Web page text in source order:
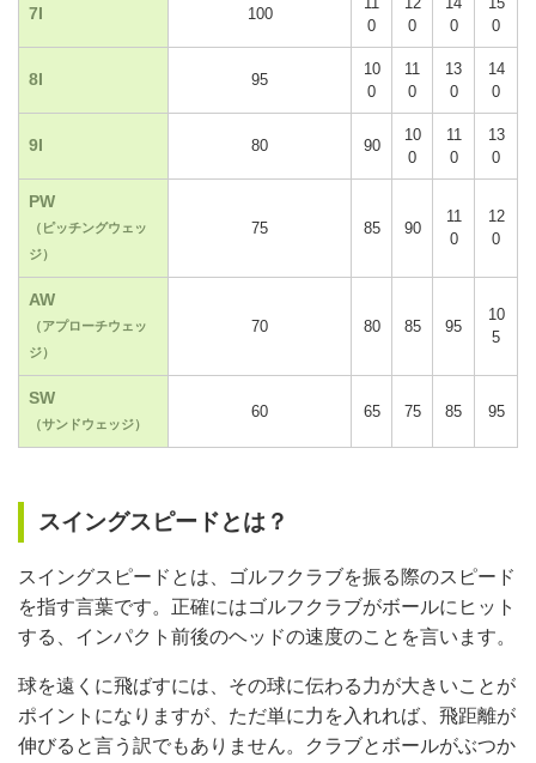
7I 100
0
0
0
0
8I 95
10
0
11
0
13
0
14
0
9I 80 90
10
0
11
0
13
0
PW
（ピッチングウェッ
ジ）
75 85 90
11
0
12
0
AW
（アプローチウェッ
ジ）
70 80 85 95
10
5
SW
（サンドウェッジ）
60 65 75 85 95
スイングスピードとは？
スイングスピードとは、ゴルフクラブを振る際のスピード
を指す言葉です。正確にはゴルフクラブがボールにヒット
する、インパクト前後のヘッドの速度のことを言います。
球を遠くに飛ばすには、その球に伝わる力が大きいことが
ポイントになりますが、ただ単に力を入れれば、飛距離が
伸びると言う訳でもありません。クラブとボールがぶつか